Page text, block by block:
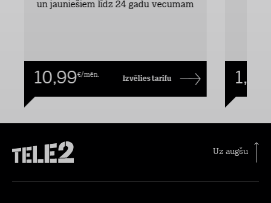
un jauniešiem līdz 24 gadu vecumam
10,99€/mēn. Izvēlies tarifu 1,00
Uz augšu